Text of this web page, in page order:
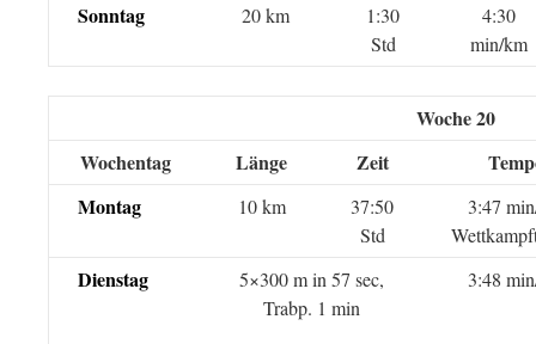
Sonntag 20 km
1:30
Std
4:30
min/km
Woche 20
Wochentag
Länge Zeit
Montag
10 km
37:50
Std
3:47
Dienstag
5×300 m in 57 sec,
Trabp. 1 min
3:48